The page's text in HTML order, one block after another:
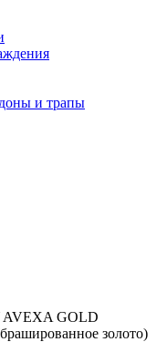
и трапы
AVEXA GOLD
золото)